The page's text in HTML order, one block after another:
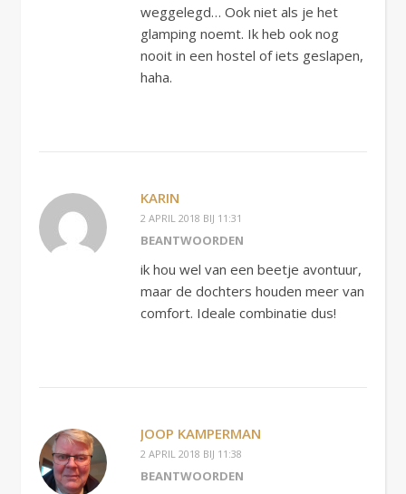
weggelegd… Ook niet als je het
glamping noemt. Ik heb ook nog
nooit in een hostel of iets geslapen,
haha.
KARIN
2 APRIL 2018 BIJ 11:31
BEANTWOORDEN
ik hou wel van een beetje avontuur,
maar de dochters houden meer van
comfort. Ideale combinatie dus!
JOOP KAMPERMAN
2 APRIL 2018 BIJ 11:38
BEANTWOORDEN